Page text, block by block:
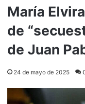
María
de
de Juan
24 de mayo de 2025